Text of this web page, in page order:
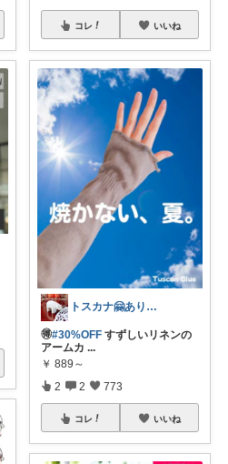
コレ いいね
トスカナ🤗ありがとうございます💕
🉐#30%OFF すずしいリネンの
アームカ ...
￥ 889～
2 2 773
コレ いいね